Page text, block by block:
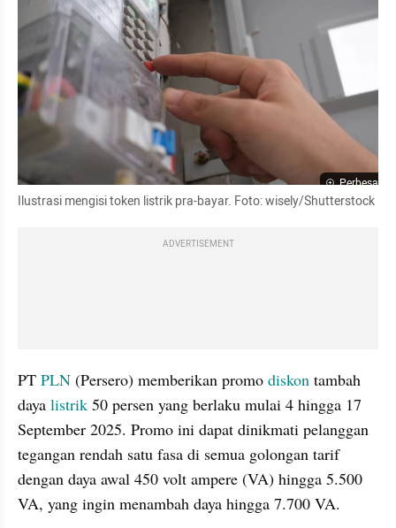
Perbesar
Ilustrasi mengisi token listrik pra-bayar. Foto: wisely/Shutterstock
ADVERTISEMENT
PT PLN (Persero) memberikan promo diskon tambah
daya listrik 50 persen yang berlaku mulai 4 hingga 17
September 2025. Promo ini dapat dinikmati pelanggan
tegangan rendah satu fasa di semua golongan tarif
dengan daya awal 450 volt ampere (VA) hingga 5.500
VA, yang ingin menambah daya hingga 7.700 VA.